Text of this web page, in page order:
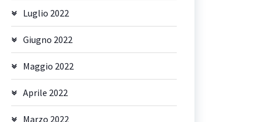
Luglio 2022
Giugno 2022
Maggio 2022
Aprile 2022
Marzo 2022